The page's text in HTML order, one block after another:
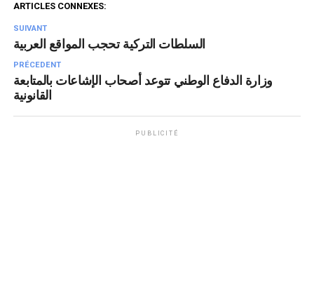
ARTICLES CONNEXES:
SUIVANT
السلطات التركية تحجب المواقع العربية
PRÉCEDENT
وزارة الدفاع الوطني تتوعد أصحاب الإشاعات بالمتابعة
القانونية
PUBLICITÉ